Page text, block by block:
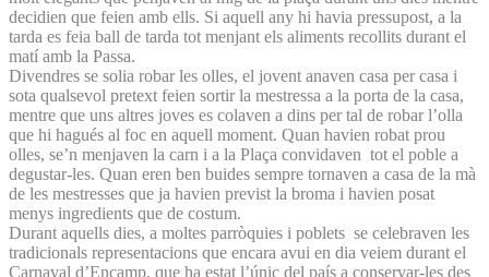
decidien que feien amb ells. Si aquell any hi havia pressupost, a la
tarda es feia ball de tarda tot menjant els aliments recollits durant el
matí amb la Passa.
Divendres se solia robar les olles, el jovent anaven casa per casa i
sota qualsevol pretext feien sortir la mestressa a la porta de la casa,
mentre que uns altres joves es colaven a dins per tal de robar l’olla
que hi hagués al foc en aquell moment. Quan havien robat prou
olles, se’n menjaven la carn i a la Plaça convidaven tot el poble a
degustar-les. Quan eren ben buides sempre tornaven a casa de la mà
de les mestresses que ja havien previst la broma i havien posat
menys ingredients que de costum.
Durant aquells dies, a moltes parròquies i poblets se celebraven les
tradicionals representacions que encara avui en dia veiem durant el
Carnaval d’Encamp, que ha estat l’únic del país a conservar-les des